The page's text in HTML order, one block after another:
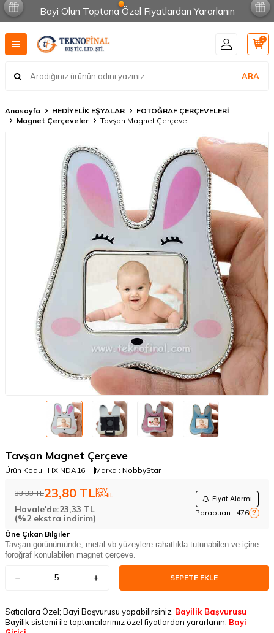
Bayi Olun Toptana Özel Fiyatlardan Yararlanın
ARA
0
Anasayfa HEDİYELİK EŞYALAR
FOTOĞRAF ÇERÇEVELERİ
Magnet Çerçeveler
Tavşan Magnet Çerçeve
Tavşan Magnet Çerçeve
Ürün Kodu : HXINDA16 Marka : NobbyStar
33,33TL23,80 TLKDV
DAHİL Fiyat Alarmı
Parapuan : 476 ?
Havale'de:23,33 TL
(%2 ekstra indirim)
Öne Çıkan Bilgiler
Tavşan görünümünde, metal vb yüzeylere rahatlıkla tutunabilen ve içine
foroğraf konulabilen magnet çerçeve.
SEPETE EKLE
Satıcılara Özel; Bayi Başvurusu yapabilirsiniz. Bayilik Başvurusu
Bayilik sistemi ile toptancılarımız özel fiyatlardan yararlanın. Bayi